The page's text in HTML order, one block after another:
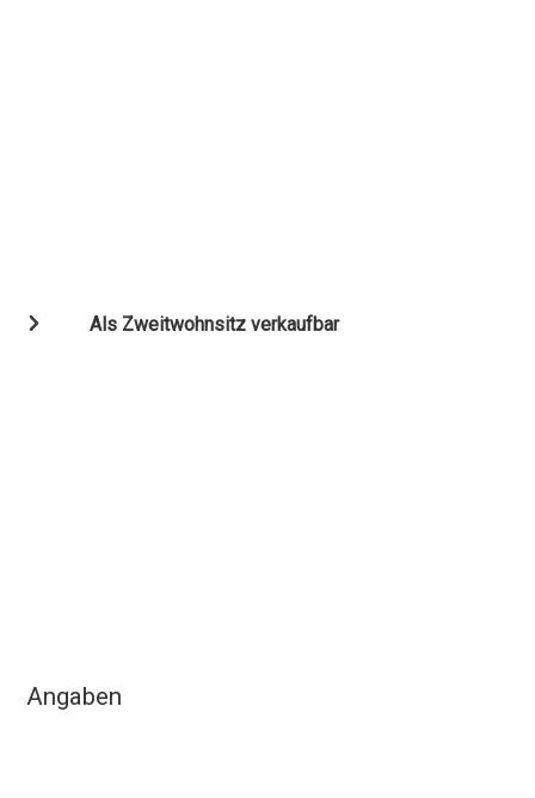
Als Zweitwohnsitz verkaufbar
Angaben